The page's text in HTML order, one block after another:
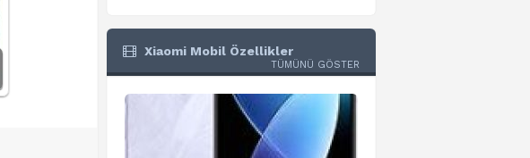
Xiaomi Mobil Özellikler
TÜMÜNÜ GÖSTER